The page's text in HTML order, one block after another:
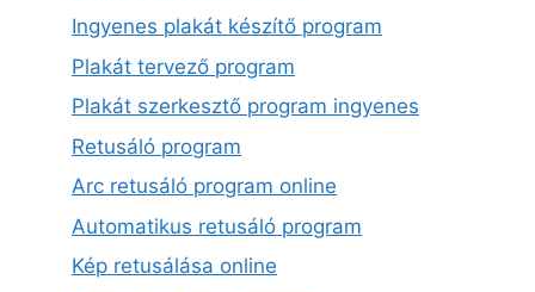
Ingyenes plakát készítő program
Plakát tervező program
Plakát szerkesztő program ingyenes
Retusáló program
Arc retusáló program online
Automatikus retusáló program
Kép retusálása online